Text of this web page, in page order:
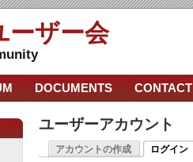
ーザー会
ユーザーアカウント
アカウントの作成 ログイン
DOCUMENTS CONTACT